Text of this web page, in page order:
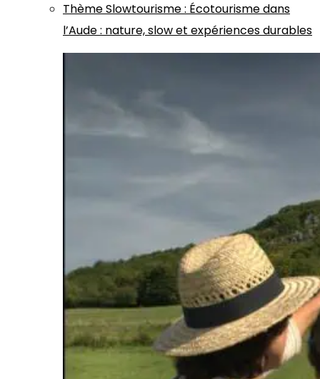
ThèmeSlowtourisme: Écotourisme dans
l’Aude : nature, slow et expériences durables